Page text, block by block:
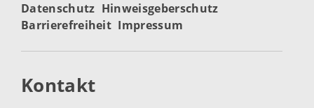
Datenschutz Hinweisgeberschutz
Barrierefreiheit Impressum
Kontakt